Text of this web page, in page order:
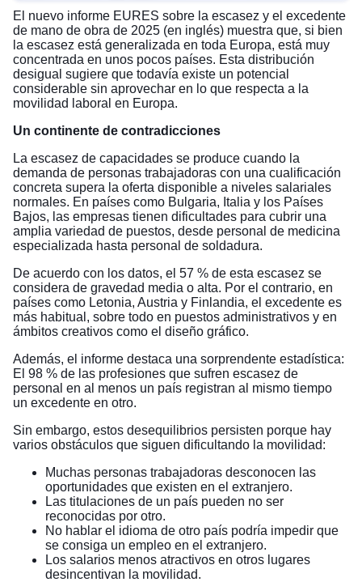
El nuevo informe EURES sobre la escasez y el excedente
de mano de obra de 2025 (en inglés) muestra que, si bien
la escasez está generalizada en toda Europa, está muy
concentrada en unos pocos países. Esta distribución
desigual sugiere que todavía existe un potencial
considerable sin aprovechar en lo que respecta a la
movilidad laboral en Europa.
Un continente de contradicciones
La escasez de capacidades se produce cuando la
demanda de personas trabajadoras con una cualificación
concreta supera la oferta disponible a niveles salariales
normales. En países como Bulgaria, Italia y los Países
Bajos, las empresas tienen dificultades para cubrir una
amplia variedad de puestos, desde personal de medicina
especializada hasta personal de soldadura.
De acuerdo con los datos, el 57 % de esta escasez se
considera de gravedad media o alta. Por el contrario, en
países como Letonia, Austria y Finlandia, el excedente es
más habitual, sobre todo en puestos administrativos y en
ámbitos creativos como el diseño gráfico.
Además, el informe destaca una sorprendente estadística:
El 98 % de las profesiones que sufren escasez de
personal en al menos un país registran al mismo tiempo
un excedente en otro.
Sin embargo, estos desequilibrios persisten porque hay
varios obstáculos que siguen dificultando la movilidad:
Muchas personas trabajadoras desconocen las
oportunidades que existen en el extranjero.
Las titulaciones de un país pueden no ser
reconocidas por otro.
No hablar el idioma de otro país podría impedir que
se consiga un empleo en el extranjero.
Los salarios menos atractivos en otros lugares
desincentivan la movilidad.